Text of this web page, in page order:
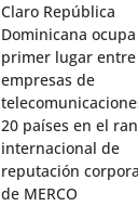
Claro República
Dominicana
primer lugar entre
empresas de
20 países en el
internacional de
reputación
de MERCO